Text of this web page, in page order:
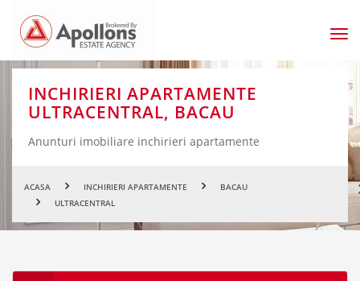
INCHIRIERI APARTAMENTE
ULTRACENTRAL, BACAU
Anunturi imobiliare inchirieri apartamente
ACASA INCHIRIERI APARTAMENTE
BACAU
ULTRACENTRAL